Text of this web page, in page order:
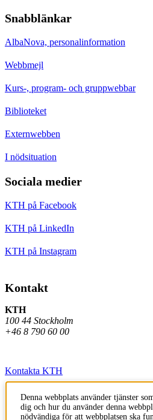
Snabblänkar
AlbaNova, personalinformation
Webbmejl
Kurs-, program- och gruppwebbar
Biblioteket
Externwebben
I nödsituation
Sociala medier
KTH på Facebook
KTH på LinkedIn
KTH på Instagram
Kontakt
KTH
100 44 Stockholm
+46 8 790 60 00
Kontakta KTH
Jobba på KTH
Press och media
Denna webbplats använder tjänster
dig och hur du använder denna
nödvändiga för att webbplatsen ska